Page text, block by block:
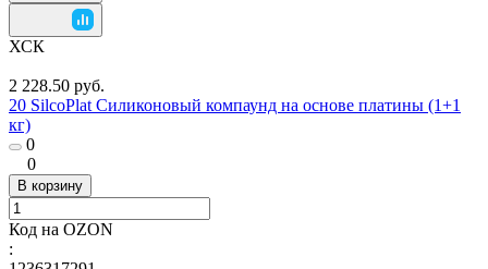
ХСК
2 228.50 руб.
20 SilcoPlat Силиконовый компаунд на основе платины (1+1
кг)
0
0
В корзину
Код на OZON
: